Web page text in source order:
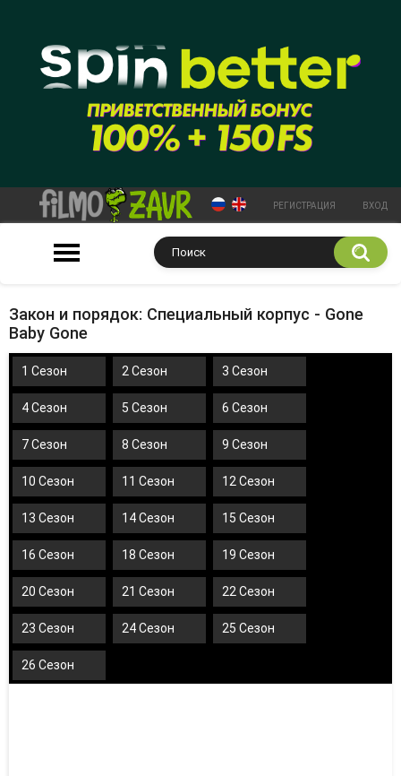
РЕГИСТРАЦИЯ ВХОД
Закон и порядок: Специальный корпус - Gone
Baby Gone
1 Сезон 2 Сезон 3 Сезон
4 Сезон 5 Сезон 6 Сезон
7 Сезон 8 Сезон 9 Сезон
10 Сезон 11 Сезон 12 Сезон
13 Сезон 14 Сезон 15 Сезон
16 Сезон 18 Сезон 19 Сезон
20 Сезон 21 Сезон 22 Сезон
23 Сезон 24 Сезон 25 Сезон
26 Сезон